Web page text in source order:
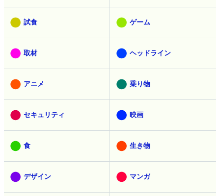
試食 ゲーム
取材 ヘッドライン
アニメ 乗り物
セキュリティ 映画
食 生き物
デザイン マンガ